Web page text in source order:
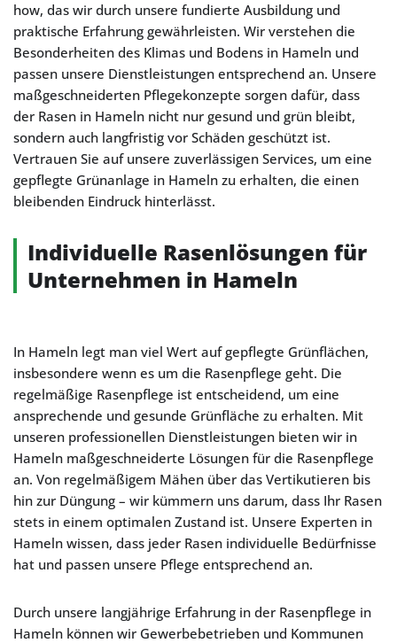
how, das wir durch unsere fundierte Ausbildung und
praktische Erfahrung gewährleisten. Wir verstehen die
Besonderheiten des Klimas und Bodens in Hameln und
passen unsere Dienstleistungen entsprechend an. Unsere
maßgeschneiderten Pflegekonzepte sorgen dafür, dass
der Rasen in Hameln nicht nur gesund und grün bleibt,
sondern auch langfristig vor Schäden geschützt ist.
Vertrauen Sie auf unsere zuverlässigen Services, um eine
gepflegte Grünanlage in Hameln zu erhalten, die einen
bleibenden Eindruck hinterlässt.
Individuelle Rasenlösungen für
Unternehmen in Hameln
In Hameln legt man viel Wert auf gepflegte Grünflächen,
insbesondere wenn es um die Rasenpflege geht. Die
regelmäßige Rasenpflege ist entscheidend, um eine
ansprechende und gesunde Grünfläche zu erhalten. Mit
unseren professionellen Dienstleistungen bieten wir in
Hameln maßgeschneiderte Lösungen für die Rasenpflege
an. Von regelmäßigem Mähen über das Vertikutieren bis
hin zur Düngung – wir kümmern uns darum, dass Ihr Rasen
stets in einem optimalen Zustand ist. Unsere Experten in
Hameln wissen, dass jeder Rasen individuelle Bedürfnisse
hat und passen unsere Pflege entsprechend an.
Durch unsere langjährige Erfahrung in der Rasenpflege in
Hameln können wir Gewerbebetrieben und Kommunen